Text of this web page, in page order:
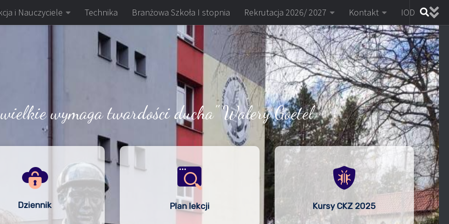
i Nauczyciele Technika Branżowa Szkoła I stopnia Rekrutacja 2026/ 2027 Kontakt IOD
wymaga twardości ducha" Walery Goetel
Dziennik Plan lekcji Kursy CKZ 2025